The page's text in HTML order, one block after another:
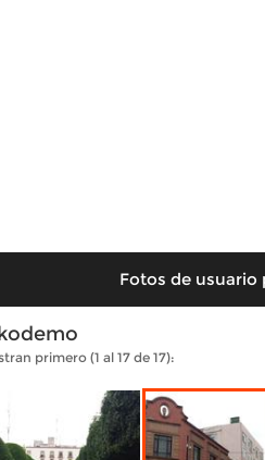
Fotos de usuario
primero (1 al 17 de 17):